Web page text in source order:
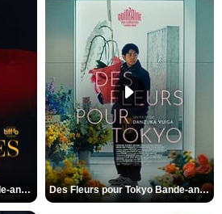
Les Silences de Riyad Bande-annonce VO STFR Des Fleurs pour Tokyo Bande-annonce VO STFR